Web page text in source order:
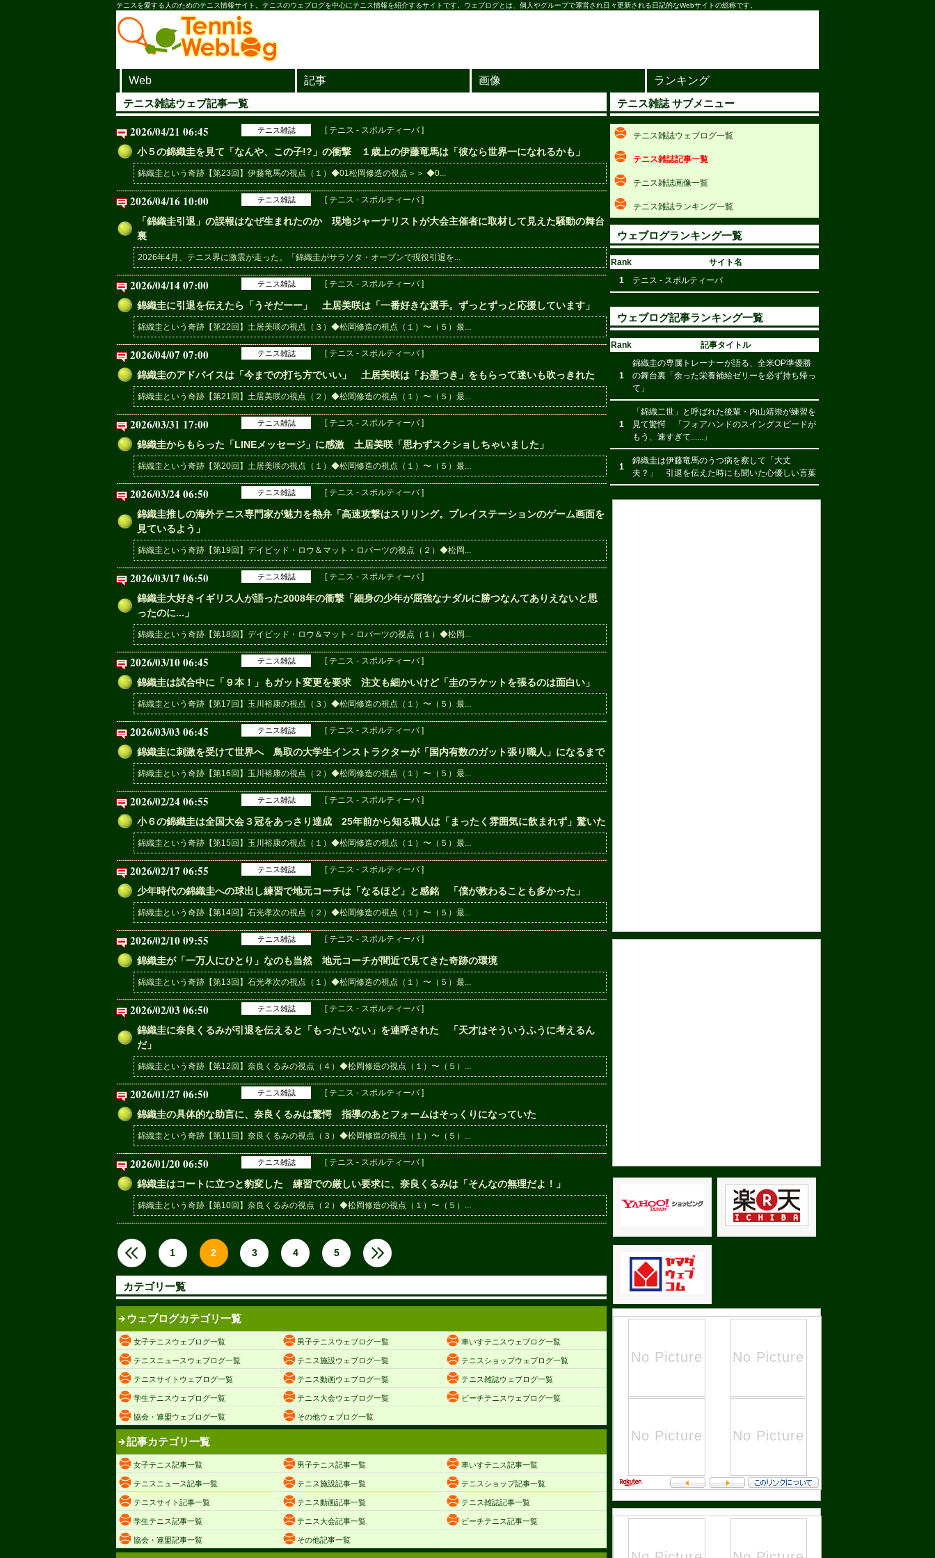
テニスを愛する人のためのテニス情報サイト。テニスのウェブログを中心にテニス情報を紹介するサイトです。ウェブログとは、個人やグループで運営され日々更新される日記的なWebサイトの総称です。
Web 記事 画像
ランキング
テニス雑誌ウェブ記事一覧
2026/04/21 06:45 テニス雑誌 [ テニス - スポルティーバ ]
小５の錦織圭を見て「なんや、この子!?」の衝撃 １歳上の伊藤竜馬は「彼なら世界一になれるかも」
錦織圭という奇跡【第23回】伊藤竜馬の視点（１）◆01松岡修造の視点＞＞ ◆0...
2026/04/16 10:00 テニス雑誌 [ テニス - スポルティーバ ]
「錦織圭引退」の誤報はなぜ生まれたのか 現地ジャーナリストが大会主催者に取材して見えた騒動の舞台
裏
2026年4月、テニス界に激震が走った。「錦織圭がサラソタ・オープンで現役引退を...
2026/04/14 07:00 テニス雑誌 [ テニス - スポルティーバ ]
錦織圭に引退を伝えたら「うそだーー」 土居美咲は「一番好きな選手。ずっとずっと応援しています」
錦織圭という奇跡【第22回】土居美咲の視点（３）◆松岡修造の視点（１）〜（５）最...
2026/04/07 07:00 テニス雑誌 [ テニス - スポルティーバ ]
錦織圭のアドバイスは「今までの打ち方でいい」 土居美咲は「お墨つき」をもらって迷いも吹っきれた
錦織圭という奇跡【第21回】土居美咲の視点（２）◆松岡修造の視点（１）〜（５）最...
2026/03/31 17:00 テニス雑誌 [ テニス - スポルティーバ ]
錦織圭からもらった「LINEメッセージ」に感激 土居美咲「思わずスクショしちゃいました」
錦織圭という奇跡【第20回】土居美咲の視点（１）◆松岡修造の視点（１）〜（５）最...
2026/03/24 06:50 テニス雑誌 [ テニス - スポルティーバ ]
錦織圭推しの海外テニス専門家が魅力を熱弁「高速攻撃はスリリング。プレイステーションのゲーム画面を
見ているよう」
錦織圭という奇跡【第19回】デイビッド・ロウ＆マット・ロバーツの視点（２）◆松岡...
2026/03/17 06:50 テニス雑誌 [ テニス - スポルティーバ ]
錦織圭大好きイギリス人が語った2008年の衝撃「細身の少年が屈強なナダルに勝つなんてありえないと思
ったのに...」
錦織圭という奇跡【第18回】デイビッド・ロウ＆マット・ロバーツの視点（１）◆松岡...
2026/03/10 06:45 テニス雑誌 [ テニス - スポルティーバ ]
錦織圭は試合中に「９本！」もガット変更を要求 注文も細かいけど「圭のラケットを張るのは面白い」
錦織圭という奇跡【第17回】玉川裕康の視点（３）◆松岡修造の視点（１）〜（５）最...
2026/03/03 06:45 テニス雑誌 [ テニス - スポルティーバ ]
錦織圭に刺激を受けて世界へ 鳥取の大学生インストラクターが「国内有数のガット張り職人」になるまで
錦織圭という奇跡【第16回】玉川裕康の視点（２）◆松岡修造の視点（１）〜（５）最...
2026/02/24 06:55 テニス雑誌 [ テニス - スポルティーバ ]
小６の錦織圭は全国大会３冠をあっさり達成 25年前から知る職人は「まったく雰囲気に飲まれず」驚いた
錦織圭という奇跡【第15回】玉川裕康の視点（１）◆松岡修造の視点（１）〜（５）最...
2026/02/17 06:55 テニス雑誌 [ テニス - スポルティーバ ]
少年時代の錦織圭への球出し練習で地元コーチは「なるほど」と感銘 「僕が教わることも多かった」
錦織圭という奇跡【第14回】石光孝次の視点（２）◆松岡修造の視点（１）〜（５）最...
2026/02/10 09:55 テニス雑誌 [ テニス - スポルティーバ ]
錦織圭が「一万人にひとり」なのも当然 地元コーチが間近で見てきた奇跡の環境
錦織圭という奇跡【第13回】石光孝次の視点（１）◆松岡修造の視点（１）〜（５）最...
2026/02/03 06:50 テニス雑誌 [ テニス - スポルティーバ ]
錦織圭に奈良くるみが引退を伝えると「もったいない」を連呼された 「天才はそういうふうに考えるん
だ」
錦織圭という奇跡【第12回】奈良くるみの視点（４）◆松岡修造の視点（１）〜（５）...
2026/01/27 06:50 テニス雑誌 [ テニス - スポルティーバ ]
錦織圭の具体的な助言に、奈良くるみは驚愕 指導のあとフォームはそっくりになっていた
錦織圭という奇跡【第11回】奈良くるみの視点（３）◆松岡修造の視点（１）〜（５）...
2026/01/20 06:50 テニス雑誌 [ テニス - スポルティーバ ]
錦織圭はコートに立つと豹変した 練習での厳しい要求に、奈良くるみは「そんなの無理だよ！」
錦織圭という奇跡【第10回】奈良くるみの視点（２）◆松岡修造の視点（１）〜（５）...
1 2 3 4 5
カテゴリ一覧
ウェブログカテゴリ一覧
女子テニスウェブログ一覧 男子テニスウェブログ一覧 車いすテニスウェブログ一覧
テニスニュースウェブログ一覧 テニス施設ウェブログ一覧 テニスショップウェブログ一覧
テニスサイトウェブログ一覧 テニス動画ウェブログ一覧 テニス雑誌ウェブログ一覧
学生テニスウェブログ一覧 テニス大会ウェブログ一覧 ビーチテニスウェブログ一覧
協会・連盟ウェブログ一覧 その他ウェブログ一覧
記事カテゴリ一覧
女子テニス記事一覧 男子テニス記事一覧 車いすテニス記事一覧
テニスニュース記事一覧 テニス施設記事一覧 テニスショップ記事一覧
テニスサイト記事一覧 テニス動画記事一覧 テニス雑誌記事一覧
学生テニス記事一覧 テニス大会記事一覧 ビーチテニス記事一覧
協会・連盟記事一覧 その他記事一覧
テニス雑誌 サブメニュー
テニス雑誌ウェブログ一覧
テニス雑誌記事一覧
テニス雑誌画像一覧
テニス雑誌ランキング一覧
ウェブログランキング一覧
Rank
サイト名
1
テニス - スポルティーバ
ウェブログ記事ランキング一覧
Rank 記事タイトル
1
錦織圭の専属トレーナーが語る、全米OP準優勝
の舞台裏「余った栄養補給ゼリーを必ず持ち帰っ
て」
1
「錦織二世」と呼ばれた後輩・内山靖崇が練習を
見て驚愕 「フォアハンドのスイングスピードが
もう、速すぎて......」
1
錦織圭は伊藤竜馬のうつ病を察して「大丈
夫？」 引退を伝えた時にも聞いた心優しい言葉